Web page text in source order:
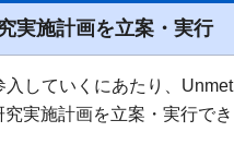
実施計画を立案・実行
していくにあたり、Unmet
実施計画を立案・実行でき